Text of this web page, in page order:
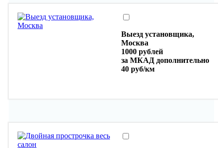
Выезд установщика,
Москва
1000 рублей
за МКАД дополнительно
40 руб/км